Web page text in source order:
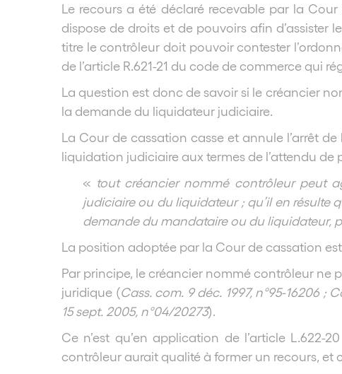
Le recours a été déclaré recevable par la
dispose de droits et de pouvoirs afin d’assister
titre le contrôleur doit pouvoir contester
de l’article R.621-21 du code de commerce qui
La question est donc de savoir si le créancier
la demande du liquidateur judiciaire.
La Cour de cassation casse et annule l’arrêt
liquidation judiciaire aux termes de l’attendu de
« tout créancier nommé contrôleur peut
judiciaire ou du liquidateur ; qu’il en résulte
demande du mandataire ou du liquidateur,
La position adoptée par la Cour de cassation
Par principe, le créancier nommé contrôleur ne
juridique (Cass. com. 9 déc. 1997, n°95-16206 ;
15 sept. 2005, n°04/20273).
Ce n’est qu’en application de l’article
contrôleur aurait qualité à former un recours, et